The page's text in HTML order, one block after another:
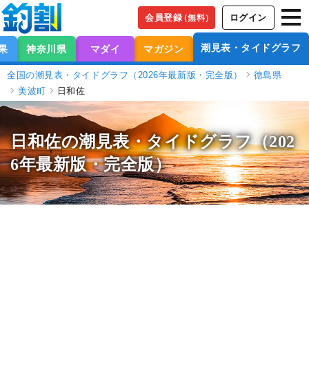
会員登録（無料） ログイン
神奈川県 マダイ マガジン 潮見表・タイドグラフ
全国の潮見表・タイドグラフ（2026年最新版・完全版）
徳島県
美波町
日和佐
日和佐の潮見表・タイドグラフ（202
6年最新版・完全版）